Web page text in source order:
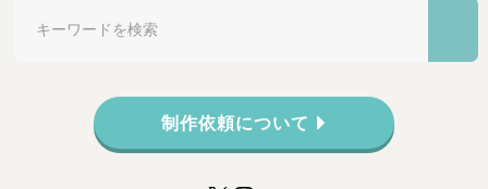
制作依頼について